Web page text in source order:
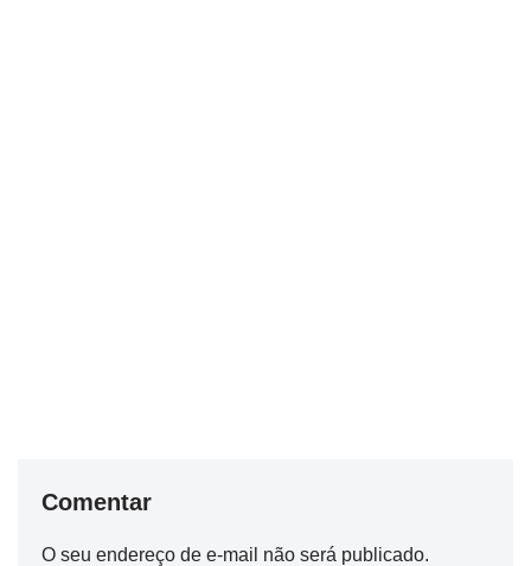
Comentar
O seu endereço de e-mail não será publicado.